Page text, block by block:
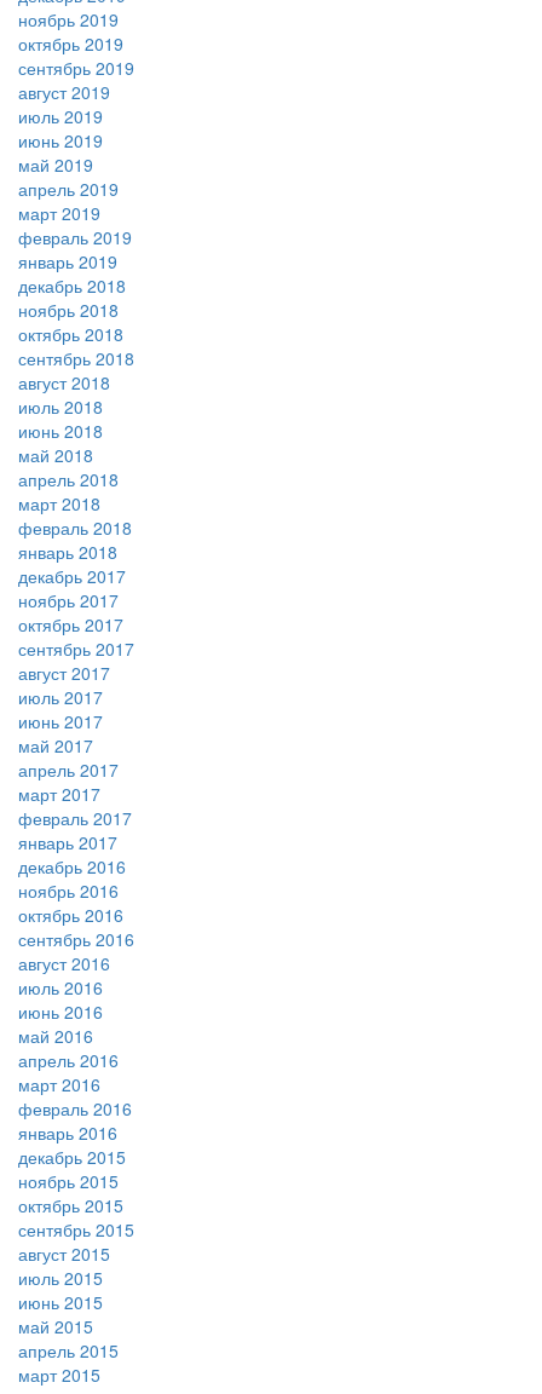
ноябрь 2019
октябрь 2019
сентябрь 2019
август 2019
июль 2019
июнь 2019
май 2019
апрель 2019
март 2019
февраль 2019
январь 2019
декабрь 2018
ноябрь 2018
октябрь 2018
сентябрь 2018
август 2018
июль 2018
июнь 2018
май 2018
апрель 2018
март 2018
февраль 2018
январь 2018
декабрь 2017
ноябрь 2017
октябрь 2017
сентябрь 2017
август 2017
июль 2017
июнь 2017
май 2017
апрель 2017
март 2017
февраль 2017
январь 2017
декабрь 2016
ноябрь 2016
октябрь 2016
сентябрь 2016
август 2016
июль 2016
июнь 2016
май 2016
апрель 2016
март 2016
февраль 2016
январь 2016
декабрь 2015
ноябрь 2015
октябрь 2015
сентябрь 2015
август 2015
июль 2015
июнь 2015
май 2015
апрель 2015
март 2015